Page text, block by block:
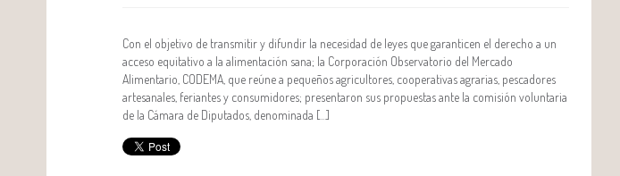
Con el objetivo de transmitir y difundir la necesidad de leyes que garanticen el derecho a un
acceso equitativo a la alimentación sana; la Corporación Observatorio del Mercado
Alimentario, CODEMA, que reúne a pequeños agricultores, cooperativas agrarias, pescadores
artesanales, feriantes y consumidores; presentaron sus propuestas ante la comisión voluntaria
de la Cámara de Diputados, denominada […]